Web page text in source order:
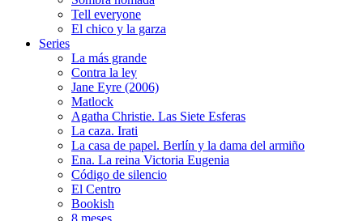
Tell everyone
El chico y la garza
Series
La más grande
Contra la ley
Jane Eyre (2006)
Matlock
Agatha Christie. Las Siete Esferas
La caza. Irati
La casa de papel. Berlín y la dama del armiño
Ena. La reina Victoria Eugenia
Código de silencio
El Centro
Bookish
8 meses